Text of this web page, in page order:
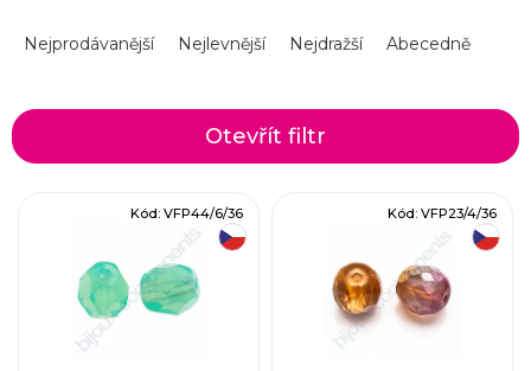
z
Nejprodávanější Nejlevnější Nejdražší Abecedně
Otevřít filtr
Kód: VFP44/6/36 Kód: VFP23/4/36